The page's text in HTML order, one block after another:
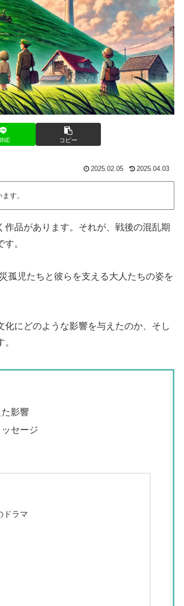
コピー
2025.02.05 2025.04.03
す。
品があります。それが、戦後の混乱期
す。
孤児たちと彼らを支える大人たちの姿を
にどのような影響を与えたのか、そし
影響
セージ
ドラマ